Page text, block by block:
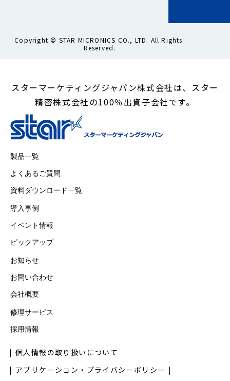
Copyright © STAR MICRONICS CO., LTD. All Rights
Reserved.
スターマーケティングジャパン株式会社は、スター
精密株式会社の100％出資子会社です。
製品一覧
よくあるご質問
資料ダウンロード一覧
導入事例
イベント情報
ピックアップ
お知らせ
お問い合わせ
会社概要
修理サービス
採用情報
個人情報の取り扱いについて
アプリケーション・プライバシーポリシー